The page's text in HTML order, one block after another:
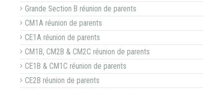
Grande Section B réunion de parents
CM1A réunion de parents
CE1A réunion de parents
CM1B, CM2B & CM2C réunion de parents
CE1B & CM1C réunion de parents
CE2B réunion de parents